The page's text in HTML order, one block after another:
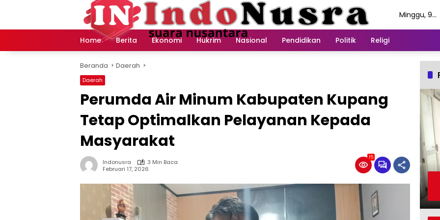
Minggu, 9
Home
Berita Ekonomi Hukrim Nasional Pendidikan Politik Religi
Beranda Daerah
Daerah
Perumda Air Minum Kabupaten Kupang
Tetap Optimalkan Pelayanan Kepada
Masyarakat
Indonusra
3 Min Baca
Februari 17, 2026
15